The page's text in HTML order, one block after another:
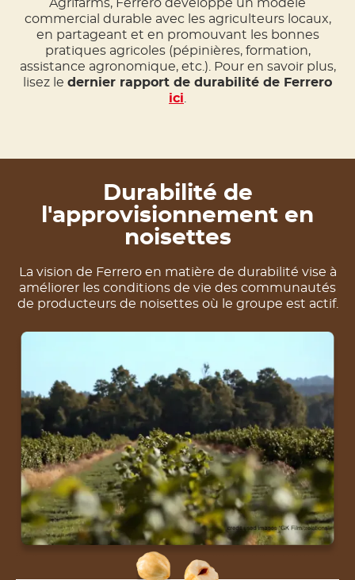
Agrifarms, Ferrero développe un modèle
commercial durable avec les agriculteurs locaux,
en partageant et en promouvant les bonnes
pratiques agricoles (pépinières, formation,
assistance agronomique, etc.). Pour en savoir plus,
lisez le dernier rapport de durabilité de Ferrero
ici
Durabilité de
l'approvisionnement en
noisettes
La vision de Ferrero en matière de durabilité vise à
améliorer les conditions de vie des communautés
de producteurs de noisettes où le groupe est actif.